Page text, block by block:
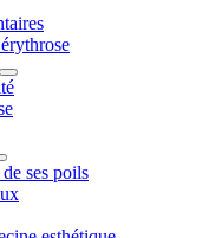
de ses poils